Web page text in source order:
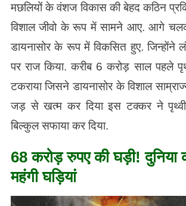
मछलियों के वंशज विकास की बेहद कठिन
विशाल जीवो के रूप में सामने आए. आगे
डायनासोर के रूप में विकसित हुए. जिन्होंने
पर राज किया. करीब 6 करोड़ साल पहले
टकराया जिसने डायनासोर के विशाल
जड़ से खत्म कर दिया इस टक्कर ने
बिल्कुल सफाया कर दिया.
68 करोड़ रुपए की घड़ी!
महंगी घड़ियां